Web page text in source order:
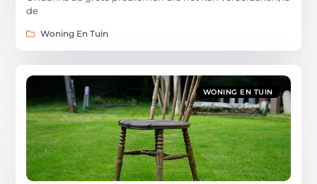
de
Woning En Tuin
WONING EN TUIN